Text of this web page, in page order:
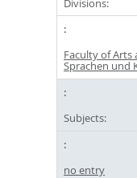
Faculty of
Sprachen und
Subjects:
no entry